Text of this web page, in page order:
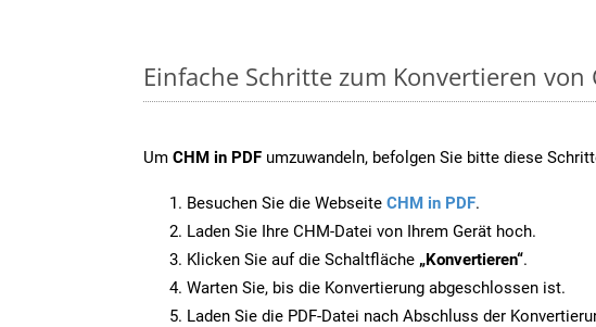
Einfache Schritte zum Konvertieren von
Um CHM in PDF umzuwandeln, befolgen Sie bitte diese
Besuchen Sie die Webseite CHM in PDF.
Laden Sie Ihre CHM-Datei von Ihrem Gerät hoch.
Klicken Sie auf die Schaltfläche „Konvertieren“.
Warten Sie, bis die Konvertierung abgeschlossen ist.
Laden Sie die PDF-Datei nach Abschluss der